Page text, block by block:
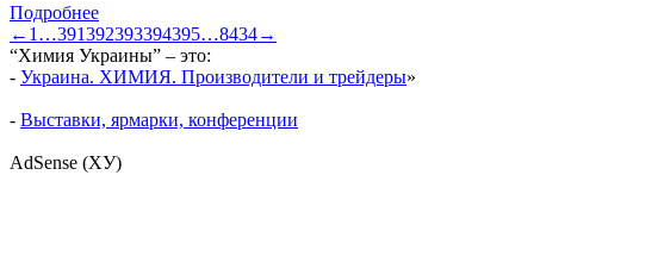
Подробнее
← 1 …391392393394395…8434→
“Химия Украины” – это:
- Украина. ХИМИЯ. Производители и трейдеры»
- Выставки, ярмарки, конференции
AdSense (ХУ)